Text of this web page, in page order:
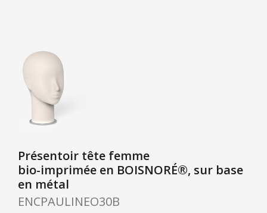
Présentoir tête femme
bio-imprimée en BOISNORÉ®, sur base
en métal
ENCPAULINEO30B